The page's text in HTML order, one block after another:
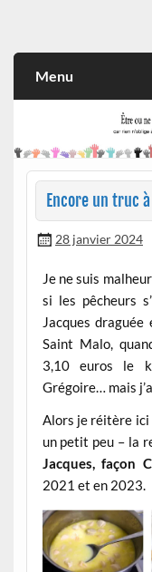
et commerciale
Menu
Encore un truc
28 janvier 2024
Je ne suis
si les pêcheurs
Jacques
Saint Malo,
3,10 euros le
Grégoire… mais
Alors je réitère ici
un petit peu – la
Jacques, façon
2021 et en 2023.